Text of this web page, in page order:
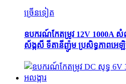
ច្រើនទៀត
ឧបករណ៍កែតម្រូវ 12V 1000A
ស័ង្កសី ទីតានីញ៉ូម ប្រសិទ្ធភាពអេឡិច